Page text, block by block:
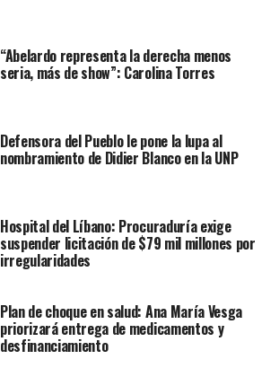
“Abelardo representa la derecha menos
seria, más de show”: Carolina Torres
Defensora del Pueblo le pone la lupa al
nombramiento de Didier Blanco en la UNP
Hospital del Líbano: Procuraduría exige
suspender licitación de $79 mil millones por
irregularidades
Plan de choque en salud: Ana María Vesga
priorizará entrega de medicamentos y
desfinanciamiento